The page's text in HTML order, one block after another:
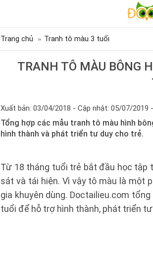
Trang chủ Tranh tô màu 3 tuổi
TRANH TÔ MÀU BÔNG
Xuất bản: 03/04/2018 - Cập nhật: 05/07/2019
Tổng hợp các mẫu tranh tô màu hình
hình thành và phát triển tư duy cho trẻ.
Từ 18 tháng tuổi trẻ bắt đầu học tập
sát và tái hiện. Vì vậy tô màu là một
gia khuyên dùng. Doctailieu.com
tuổi để hỗ trợ hình thành, phát triển